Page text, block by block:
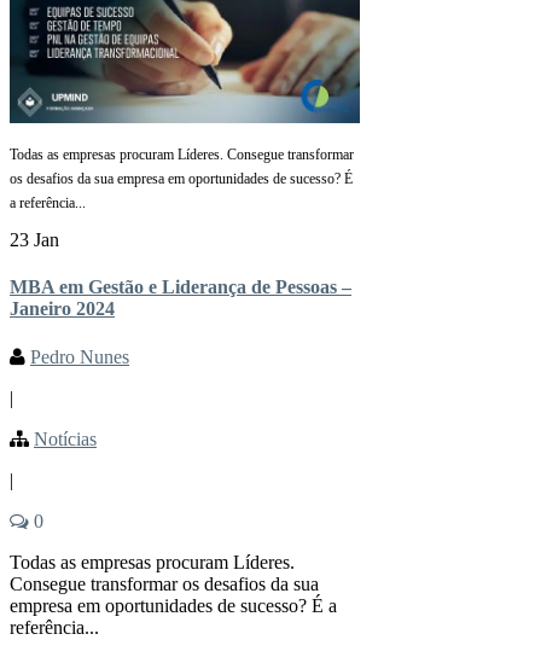
Todas as empresas procuram Líderes. Consegue transformar
os desafios da sua empresa em oportunidades de sucesso? É
a referência...
23 Jan
MBA em Gestão e Liderança de Pessoas –
Janeiro 2024
Pedro Nunes
|
Notícias
|
0
Todas as empresas procuram Líderes.
Consegue transformar os desafios da sua
empresa em oportunidades de sucesso? É a
referência...